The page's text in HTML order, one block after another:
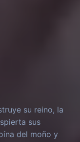
su reino, la
sus
del moño y